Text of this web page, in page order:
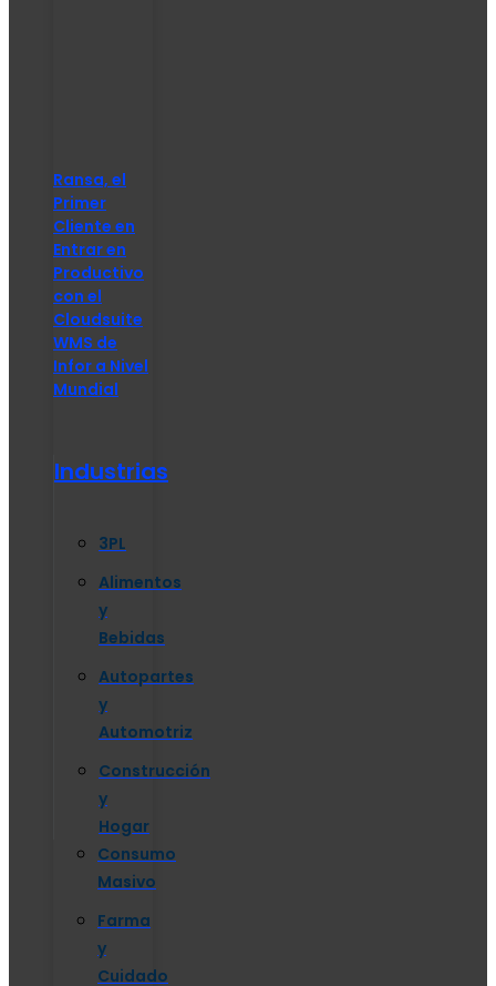
Ransa, el
Primer
Cliente en
Entrar en
Productivo
con el
Cloudsuite
WMS de
Infor a Nivel
Mundial
Industrias
3PL
Alimentos
y
Bebidas
Autopartes
y
Automotriz
Construcción
y
Hogar
Consumo
Masivo
Farma
y
Cuidado